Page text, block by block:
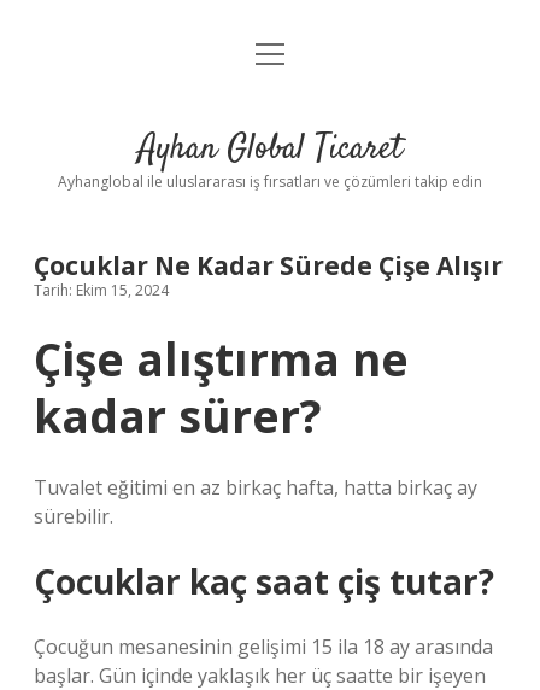
Anasayfa
Yasal Uyarı
menüyü
Ayhan Global Ticaret
Ayhanglobal ile uluslararası iş fırsatları ve çözümleri takip edin
Çocuklar Ne Kadar Sürede Çişe Alışır
Tarih: Ekim 15, 2024
Çişe alıştırma ne
kadar sürer?
Tuvalet eğitimi en az birkaç hafta, hatta birkaç ay
sürebilir.
Çocuklar kaç saat çiş tutar?
Çocuğun mesanesinin gelişimi 15 ila 18 ay arasında
başlar. Gün içinde yaklaşık her üç saatte bir işeyen